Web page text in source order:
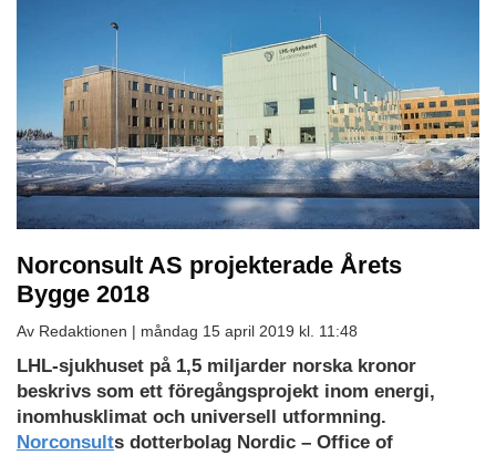
Norconsult AS projekterade Årets
Bygge 2018
Av Redaktionen | måndag 15 april 2019 kl. 11:48
LHL-sjukhuset på 1,5 miljarder norska kronor
beskrivs som ett föregångsprojekt inom energi,
inomhusklimat och universell utformning.
Norconsults dotterbolag Nordic – Office of